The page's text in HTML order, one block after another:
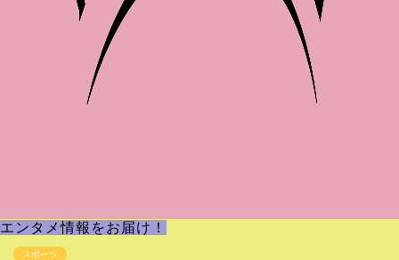
エンタメ情報をお届け！
スポーツ